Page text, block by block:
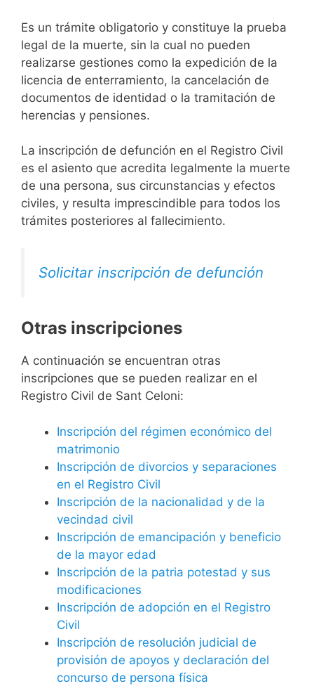
Es un trámite obligatorio y constituye la prueba
legal de la muerte, sin la cual no pueden
realizarse gestiones como la expedición de la
licencia de enterramiento, la cancelación de
documentos de identidad o la tramitación de
herencias y pensiones.
La inscripción de defunción en el Registro Civil
es el asiento que acredita legalmente la muerte
de una persona, sus circunstancias y efectos
civiles, y resulta imprescindible para todos los
trámites posteriores al fallecimiento.
Solicitar inscripción de defunción
Otras inscripciones
A continuación se encuentran otras
inscripciones que se pueden realizar en el
Registro Civil de Sant Celoni:
Inscripción del régimen económico del
matrimonio
Inscripción de divorcios y separaciones
en el Registro Civil
Inscripción de la nacionalidad y de la
vecindad civil
Inscripción de emancipación y beneficio
de la mayor edad
Inscripción de la patria potestad y sus
modificaciones
Inscripción de adopción en el Registro
Civil
Inscripción de resolución judicial de
provisión de apoyos y declaración del
concurso de persona física